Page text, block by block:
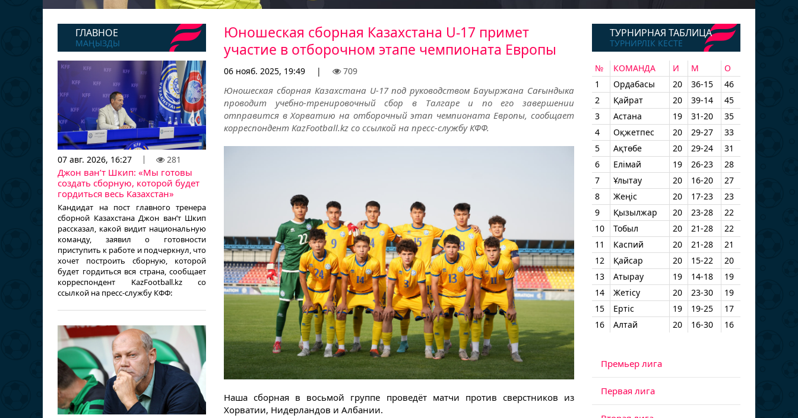
ГЛАВНОЕ
МАҢЫЗДЫ
07 авг. 2026, 16:27 281
Джон ван’т Шкип: «Мы готовы
создать сборную, которой будет
гордиться весь Казахстан»
Кандидат на пост главного тренера
сборной Казахстана Джон ван’т Шкип
рассказал, какой видит национальную
команду, заявил о готовности
приступить к работе и подчеркнул, что
хочет построить сборную, которой
будет гордиться вся страна, сообщает
корреспондент KazFootball.kz со
ссылкой на пресс-службу КФФ:
Юношеская сборная Казахстана U-17 примет
участие в отборочном этапе чемпионата Европы
06 нояб. 2025, 19:49 | 709
Юношеская сборная Казахстана U-17 под руководством Бауыржана Сағындыка
проводит учебно-тренировочный сбор в Талгаре и по его завершении
отправится в Хорватию на отборочный этап чемпионата Европы, сообщает
корреспондент KazFootball.kz со ссылкой на пресс-службу КФФ.
Наша сборная в восьмой группе проведёт матчи против сверстников из
Хорватии, Нидерландов и Албании.
ТУРНИРНАЯ ТАБЛИЦА
ТУРНИРЛІК КЕСТЕ
№ КОМАНДА И М
О
1
Ордабасы 20 36-15
46
2
Қайрат 20 39-14
45
3
Астана 19 31-20
35
4
Оқжетпес 20 29-27
33
5
Ақтөбе 20 29-24
31
6
Елімай 19 26-23
28
7
Ұлытау 20 16-20
27
8
Жеңіс 20 17-23
23
9
Қызылжар 20 23-28
22
10
Тобыл 20 21-28
22
11
Каспий 20 21-28
21
12
Қайсар 20 15-22
20
13
Атырау 19 14-18
19
14
Жетісу 20 23-30
19
15
Ертіс 19 19-25
17
16
Алтай 20 16-30 16
Премьер лига
Первая лига